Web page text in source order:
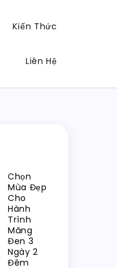
Kiến Thức
Liên Hệ
Chọn
Mùa Đẹp
Cho
Hành
Trình
Măng
Đen 3
Ngày 2
Đêm